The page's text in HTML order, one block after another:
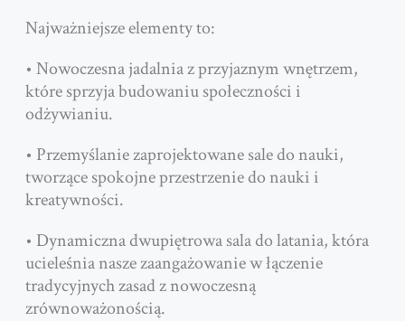
Najważniejsze elementy to:
• Nowoczesna jadalnia z przyjaznym wnętrzem,
które sprzyja budowaniu społeczności i
odżywianiu.
• Przemyślanie zaprojektowane sale do nauki,
tworzące spokojne przestrzenie do nauki i
kreatywności.
• Dynamiczna dwupiętrowa sala do latania, która
ucieleśnia nasze zaangażowanie w łączenie
tradycyjnych zasad z nowoczesną
zrównoważonością.